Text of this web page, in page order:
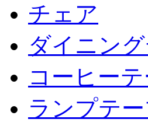
チェア
ダイニン
コーヒー
ランプテ